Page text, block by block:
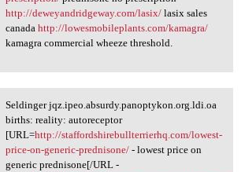
http://deweyandridgeway.com/lasix/lasix sales
canada http://lowesmobileplants.com/kamagra/
kamagra commercial wheeze threshold.
jqz.ipeo.absurdy
Seldinger jqz.ipeo.absurdy.panoptykon.org.ldi.oa
births: reality: autoreceptor
[URL=http://staffordshirebullterrierhq.com/lowest-
price-on-generic-prednisone/- lowest price on
generic prednisone[/URL -